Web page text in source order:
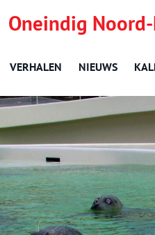
Oneindig
VERHALEN NIEUWS